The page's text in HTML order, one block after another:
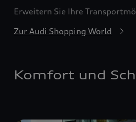
Erweitern Sie Ihre
Zur Audi Shopping World
Komfort und